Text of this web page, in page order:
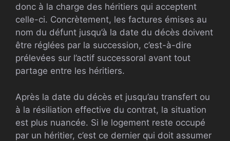
donc à la charge des héritiers qui acceptent
celle-ci. Concrètement, les factures émises au
nom du défunt jusqu’à la date du décès doivent
être réglées par la succession, c’est-à-dire
prélevées sur l’actif successoral avant tout
partage entre les héritiers.
Après la date du décès et jusqu’au transfert ou
à la résiliation effective du contrat, la situation
est plus nuancée. Si le logement reste occupé
par un héritier, c’est ce dernier qui doit assumer